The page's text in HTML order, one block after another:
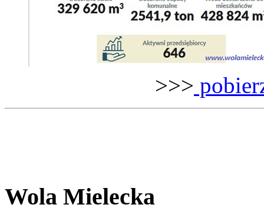
>>>
Wola Mielecka